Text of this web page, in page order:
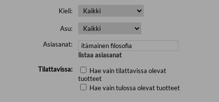
Kieli:
Asu:
Asiasanat:
listaa asiasanat
Tilattavissa:
Hae vain tilattavissa olevat
tuotteet
Hae vain tulossa olevat tuotteet